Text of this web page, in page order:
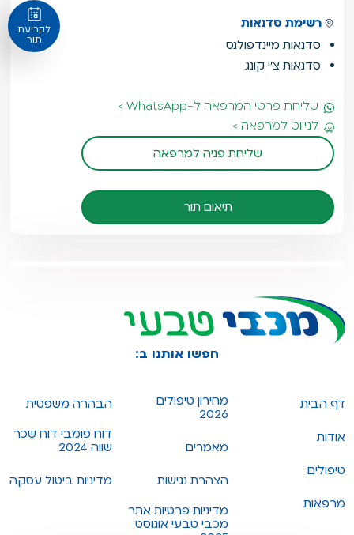
לקביעת
תור
רשימת סדנאות
סדנאות מיינדפולנס
סדנאות צ'י קונג
שליחת פרטי המרפאה ל-WhatsApp >
לניווט למרפאה >
שליחת פניה למרפאה
תיאום תור
חפשו אותנו ב:
דף הבית
אודות
טיפולים
מרפאות
מחירון טיפולים
2026
מאמרים
הצהרת נגישות
מדיניות פרטיות אתר
מכבי טבעי אוגוסט
הבהרה משפטית
דוח פומבי דוח שכר
שווה 2024
מדיניות ביטול עסקה